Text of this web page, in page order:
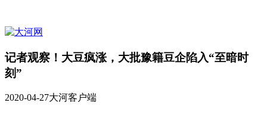
记者观察！大豆疯涨，大批豫籍豆企陷入“至暗时
刻”
2020-04-27大河客户端